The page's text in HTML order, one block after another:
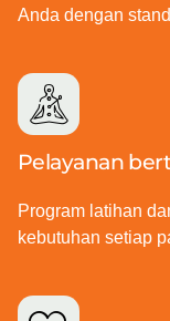
Anda dengan
Pelayanan
Program latihan
kebutuhan setiap